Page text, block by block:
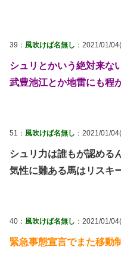
39： 風吹けば名無し ：2021/01/
シュリとかいう絶対来な
武豊池江とか地雷にも程
51： 風吹けば名無し ：2021/01/
シュリ力は誰もが認める
気性に難ある馬はリスキ
40： 風吹けば名無し ：2021/01/
緊急事態宣言でまた移動